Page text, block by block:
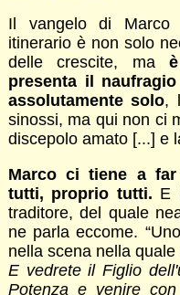
Il vangelo di
itinerario è non solo
delle crescite, ma
presenta il
assolutamente solo,
sinossi, ma qui non ci
discepolo amato [...] e
Marco ci tiene a
tutti, proprio tutti. E
traditore, del quale
ne parla eccome.
nella scena nella
E vedrete il Figlio
Potenza e venire